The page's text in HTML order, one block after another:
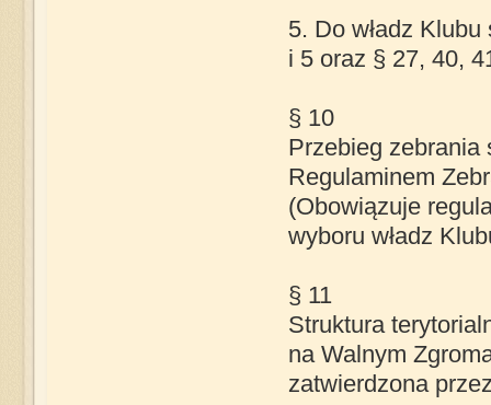
5. Do władz
i 5 oraz § 27, 40,
§ 10
Przebieg zebrania
Regulaminem
(Obowiązuje
wyboru władz
§ 11
Struktura
na Walnym
zatwierdzona